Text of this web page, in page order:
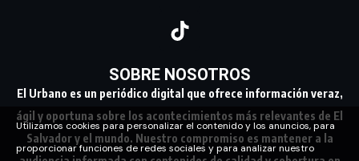
SOBRE NOSOTROS
El Urbano es un periódico digital que ofrece información veraz,
ágil y oportuna sobre los acontecimientos más relevantes de El
Salvador y el mundo. Nuestro compromiso es mantener a la
Utilizamos cookies para personalizar el contenido y los anuncios, para
proporcionar funciones de redes sociales y para analizar nuestro